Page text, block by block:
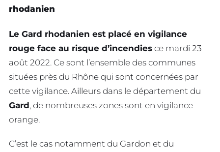
rhodanien
Le Gard rhodanien est placé en vigilance
rouge face au risque d’incendies ce mardi 23
août 2022. Ce sont l’ensemble des communes
situées près du Rhône qui sont concernées par
cette vigilance. Ailleurs dans le département du
Gard, de nombreuses zones sont en vigilance
orange.
C’est le cas notamment du Gardon et du